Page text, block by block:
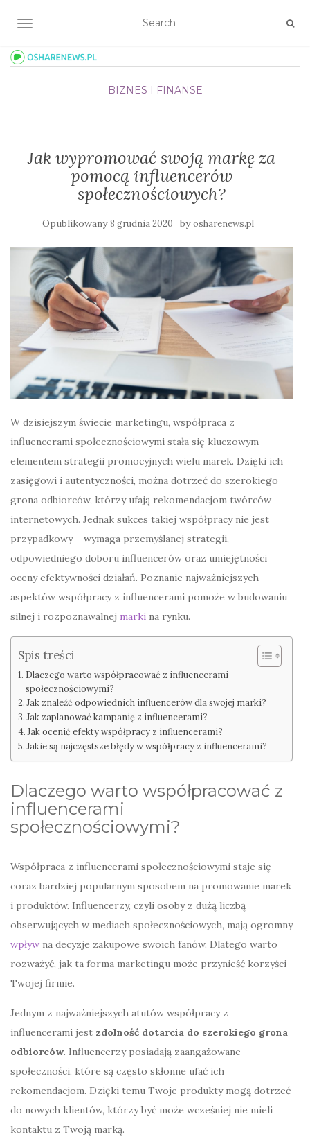
TOGGLE NAVIGATION
BIZNES I FINANSE
Jak wypromować swoją markę za
pomocą influencerów
społecznościowych?
Opublikowany8 grudnia 2020 byosharenews.pl
W dzisiejszym świecie marketingu, współpraca z
influencerami społecznościowymi stała się kluczowym
elementem strategii promocyjnych wielu marek. Dzięki ich
zasięgowi i autentyczności, można dotrzeć do szerokiego
grona odbiorców, którzy ufają rekomendacjom twórców
internetowych. Jednak sukces takiej współpracy nie jest
przypadkowy – wymaga przemyślanej strategii,
odpowiedniego doboru influencerów oraz umiejętności
oceny efektywności działań. Poznanie najważniejszych
aspektów współpracy z influencerami pomoże w budowaniu
silnej i rozpoznawalnej marki na rynku.
Spis treści
Dlaczego warto współpracować z influencerami
społecznościowymi?
Jak znaleźć odpowiednich influencerów dla swojej marki?
Jak zaplanować kampanię z influencerami?
Jak ocenić efekty współpracy z influencerami?
Jakie są najczęstsze błędy w współpracy z influencerami?
Dlaczego warto współpracować z
influencerami
społecznościowymi?
Współpraca z influencerami społecznościowymi staje się
coraz bardziej popularnym sposobem na promowanie marek
i produktów. Influencerzy, czyli osoby z dużą liczbą
obserwujących w mediach społecznościowych, mają ogromny
wpływ na decyzje zakupowe swoich fanów. Dlatego warto
rozważyć, jak ta forma marketingu może przynieść korzyści
Twojej firmie.
Jednym z najważniejszych atutów współpracy z
influencerami jest zdolność dotarcia do szerokiego grona
odbiorców. Influencerzy posiadają zaangażowane
społeczności, które są często skłonne ufać ich
rekomendacjom. Dzięki temu Twoje produkty mogą dotrzeć
do nowych klientów, którzy być może wcześniej nie mieli
kontaktu z Twoją marką.